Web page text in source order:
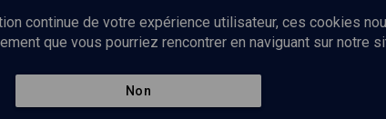
Mentions légales
Contact
continue de votre expérience utilisateur, ces cookies
que vous pourriez rencontrer en naviguant sur notre
Non